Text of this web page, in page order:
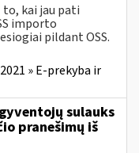
to, kai jau pati
importo
pildant OSS.
» E-prekyba ir
sulauks
pranešimų iš